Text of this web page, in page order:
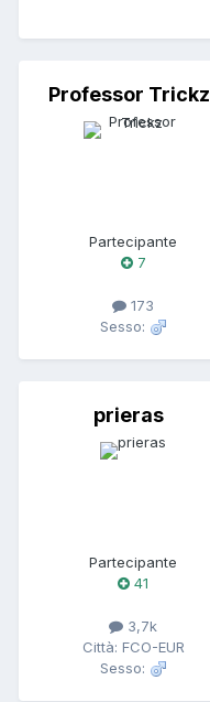
Professor Trickz
Partecipante
7
173
Sesso:
prieras
Partecipante
41
3,7k
Città: FCO-EUR
Sesso: